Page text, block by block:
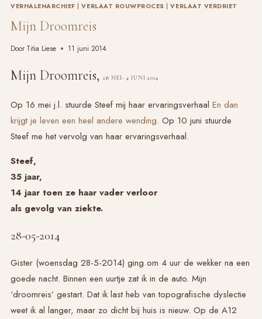
VERHALENARCHIEF |VERLAAT ROUWPROCES |VERLAAT VERDRIET
Mijn Droomreis
Door Titia Liese 11 juni 2014
Mijn Droomreis, 28 MEI- 4 JUNI 2014
Op 16 mei j.l. stuurde Steef mij haar ervaringsverhaal En dan
krijgt je leven een heel andere wending. Op 10 juni stuurde
Steef me het vervolg van haar ervaringsverhaal.
Steef,
35 jaar,
14 jaar toen ze haar vader verloor
als gevolg van ziekte.
28-05-2014
Gister (woensdag 28-5-2014) ging om 4 uur de wekker na een
goede nacht. Binnen een uurtje zat ik in de auto. Mijn
‘droomreis’ gestart. Dat ik last heb van topografische dyslectie
weet ik al langer, maar zo dicht bij huis is nieuw. Op de A12